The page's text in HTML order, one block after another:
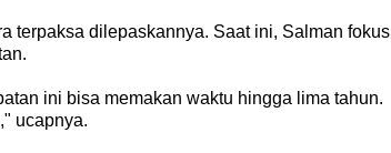
terpaksa dilepaskannya. Saat ini, Salman fokus
ini bisa memakan waktu hingga lima tahun.
ucapnya.